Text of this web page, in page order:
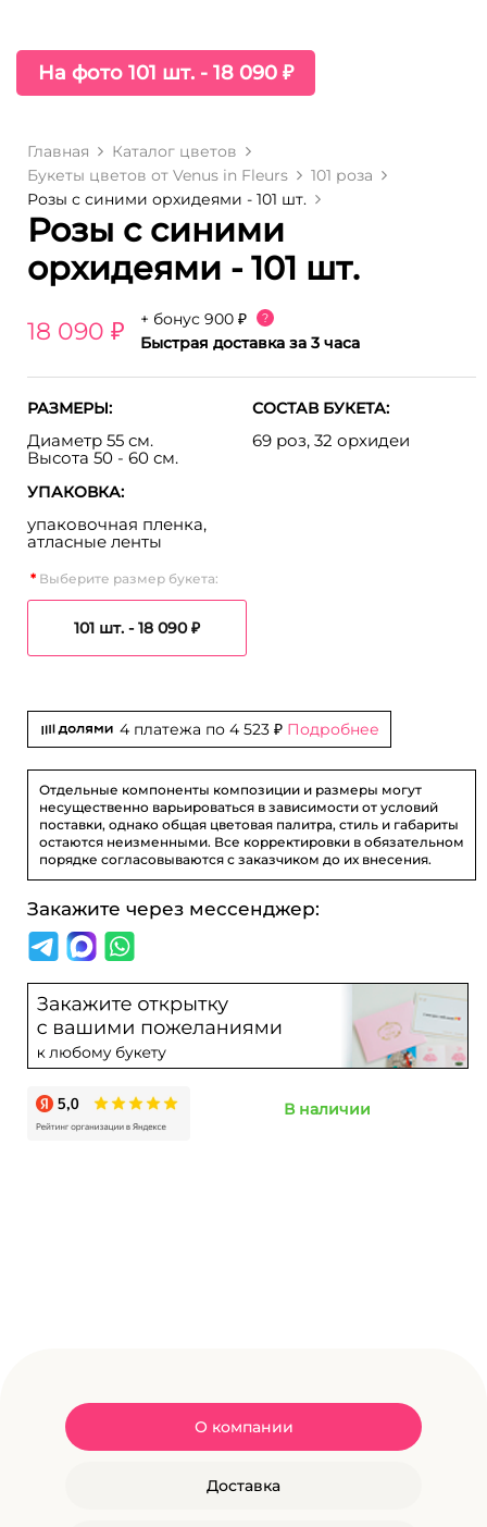
На фото 101 шт. - 18 090 ₽
Главная
Каталог цветов
Букеты цветов от Venus in Fleurs
101 роза
Розы с синими орхидеями - 101 шт.
Розы с синими
орхидеями - 101 шт.
18 090 ₽ + бонус 900 ₽ ?
Быстрая доставка за 3 часа
РАЗМЕРЫ:
Диаметр 55 см.
Высота 50 - 60 см.
СОСТАВ БУКЕТА:
69 роз, 32 орхидеи
УПАКОВКА:
упаковочная пленка,
атласные ленты
Выберите размер букета:
101 шт. -18 090 ₽
4 платежа по 4 523 ₽ Подробнее
Отдельные компоненты композиции и размеры могут
несущественно варьироваться в зависимости от условий
поставки, однако общая цветовая палитра, стиль и габариты
остаются неизменными. Все корректировки в обязательном
порядке согласовываются с заказчиком до их внесения.
Закажите через мессенджер:
В наличии
О компании
Доставка